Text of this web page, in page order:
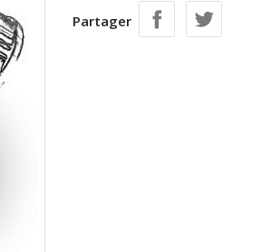
Partager